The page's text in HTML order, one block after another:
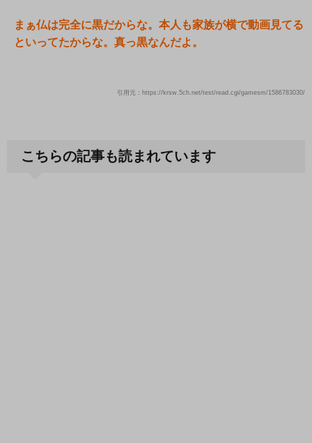
まぁ仏は完全に黒だからな。本人も家族が横で動画見てる
といってたからな。真っ黒なんだよ。
引用元：https://krsw.5ch.net/test/read.cgi/gamesm/1586783030/
こちらの記事も読まれています